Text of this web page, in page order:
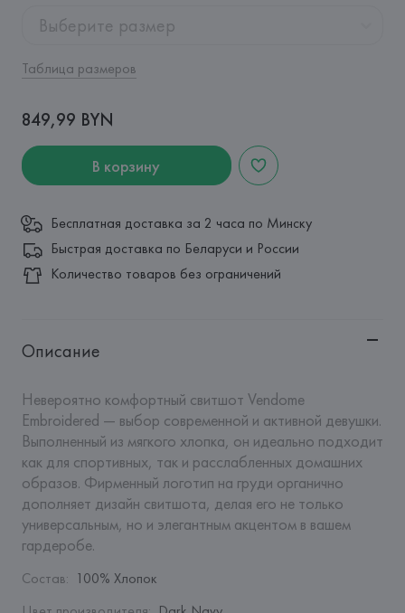
Выберите размер
Таблица размеров
849,99 BYN
В корзину
Бесплатная доставка за 2 часа по Минску
Быстрая доставка по Беларуси и России
Количество товаров без ограничений
Описание
Невероятно комфортный свитшот Vendome
Embroidered — выбор современной и активной девушки.
Выполненный из мягкого хлопка, он идеально подходит
как для спортивных, так и расслабленных домашних
образов. Фирменный логотип на груди органично
дополняет дизайн свитшота, делая его не только
универсальным, но и элегантным акцентом в вашем
гардеробе.
Состав: 100% Хлопок